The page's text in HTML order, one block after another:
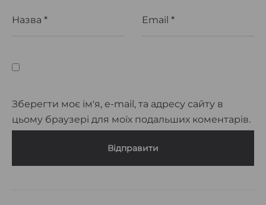
Назва * Email *
Зберегти моє ім'я, e-mail, та адресу сайту в
цьому браузері для моїх подальших коментарів.